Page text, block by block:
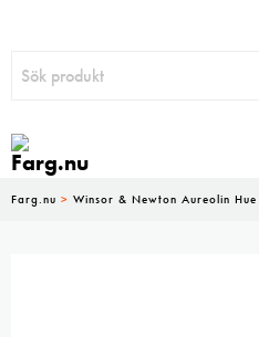
Farg.nu > Winsor & Newton Aureolin